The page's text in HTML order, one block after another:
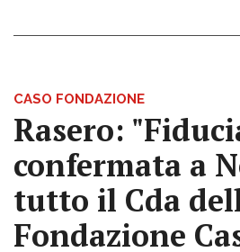
CASO FONDAZIONE
Rasero:
confermata a
tutto il Cda
Fondazione